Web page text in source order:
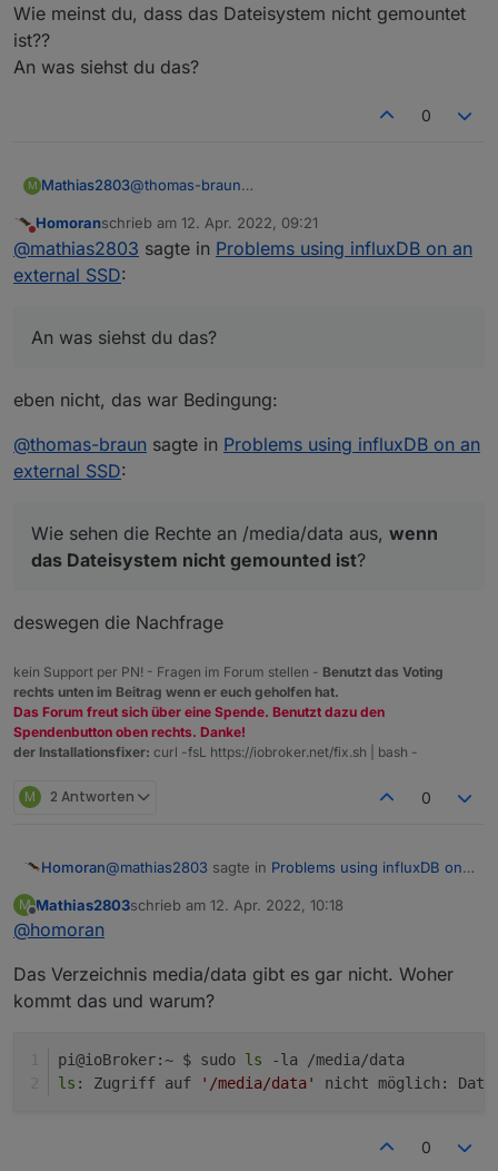
Wie meinst du, dass das Dateisystem nicht gemountet
ist??
An was siehst du das?
0
M Mathias2803@thomas-braun
gemountet ist??
An was siehst du das?
Nicht stören
Homoranschrieb am 12. Apr. 2022, 09:21
zuletzt editiert von
@mathias2803 sagte in Problems using influxDB on an
external SSD:
An was siehst du das?
eben nicht, das war Bedingung:
@thomas-braun sagte in Problems using influxDB on an
external SSD:
Wie sehen die Rechte an /media/data aus, wenn
das Dateisystem nicht gemounted ist?
deswegen die Nachfrage
kein Support per PN! - Fragen im Forum stellen - Benutzt das Voting
rechts unten im Beitrag wenn er euch geholfen hat.
Das Forum freut sich über eine Spende. Benutzt dazu den
Spendenbutton oben rechts. Danke!
der Installationsfixer: curl -fsL https://iobroker.net/fix.sh | bash -
M 2 Antworten 0
Homoran@mathias2803 sagte in Problems using influxDB on
eben nicht, das war Bedingung:
Wie sehen die Rechte an /media/data aus,
M
Offline
Mathias2803schrieb am 12. Apr. 2022, 10:18
zuletzt editiert von
@homoran
Das Verzeichnis media/data gibt es gar nicht. Woher
kommt das und warum?
pi@ioBroker:~ $ sudo ls -la /media/data
ls : Zugriff auf '/media/data' nicht möglich:
0